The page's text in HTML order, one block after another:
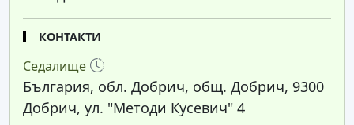
КОНТАКТИ
Седалище
България, обл. Добрич, общ. Добрич, 9300
Добрич, ул. "Методи Кусевич" 4